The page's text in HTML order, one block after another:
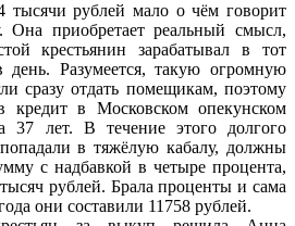
тысячи рублей мало о чём говорит
Она приобретает реальный смысл,
крестьянин зарабатывал в тот
Разумеется, такую огромную
сразу отдать помещикам, поэтому
в Московском опекунском
37 лет. В течение этого долгого
в тяжёлую кабалу, должны
с надбавкой в четыре процента,
рублей. Брала проценты и сама
они составили 11758 рублей.